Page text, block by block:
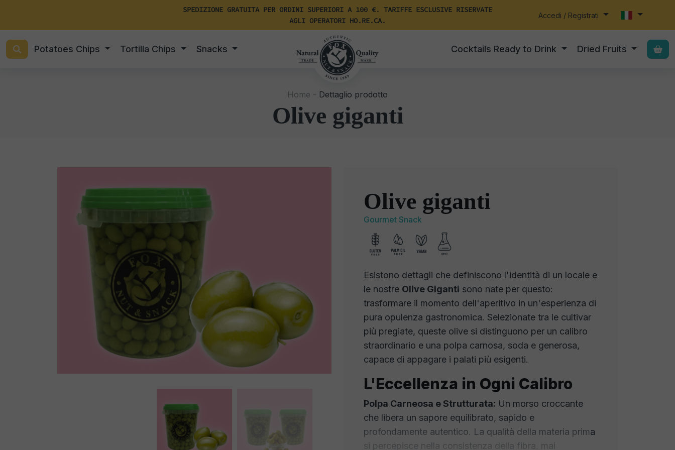
SPEDIZIONE GRATUITA PER ORDINI SUPERIORI A 100 €. TARIFFE ESCLUSIVE RISERVATE
AGLI OPERATORI HO.RE.CA.
Accedi / Registrati
Potatoes Chips Tortilla Chips Snacks Cocktails Ready to Drink Dried Fruits
Home - Dettaglio prodotto
Olive giganti
Olive giganti
Gourmet Snack
Esistono dettagli che definiscono l'identità di un locale e
le nostre Olive Giganti sono nate per questo:
trasformare il momento dell'aperitivo in un'esperienza di
pura opulenza gastronomica. Selezionate tra le cultivar
più pregiate, queste olive si distinguono per un calibro
straordinario e una polpa carnosa, soda e generosa,
capace di appagare i palati più esigenti.
L'Eccellenza in Ogni Calibro
Polpa Carneosa e Strutturata: Un morso croccante
che libera un sapore equilibrato, sapido e
profondamente autentico. La qualità della materia prima
si percepisce nella consistenza della fibra, mai